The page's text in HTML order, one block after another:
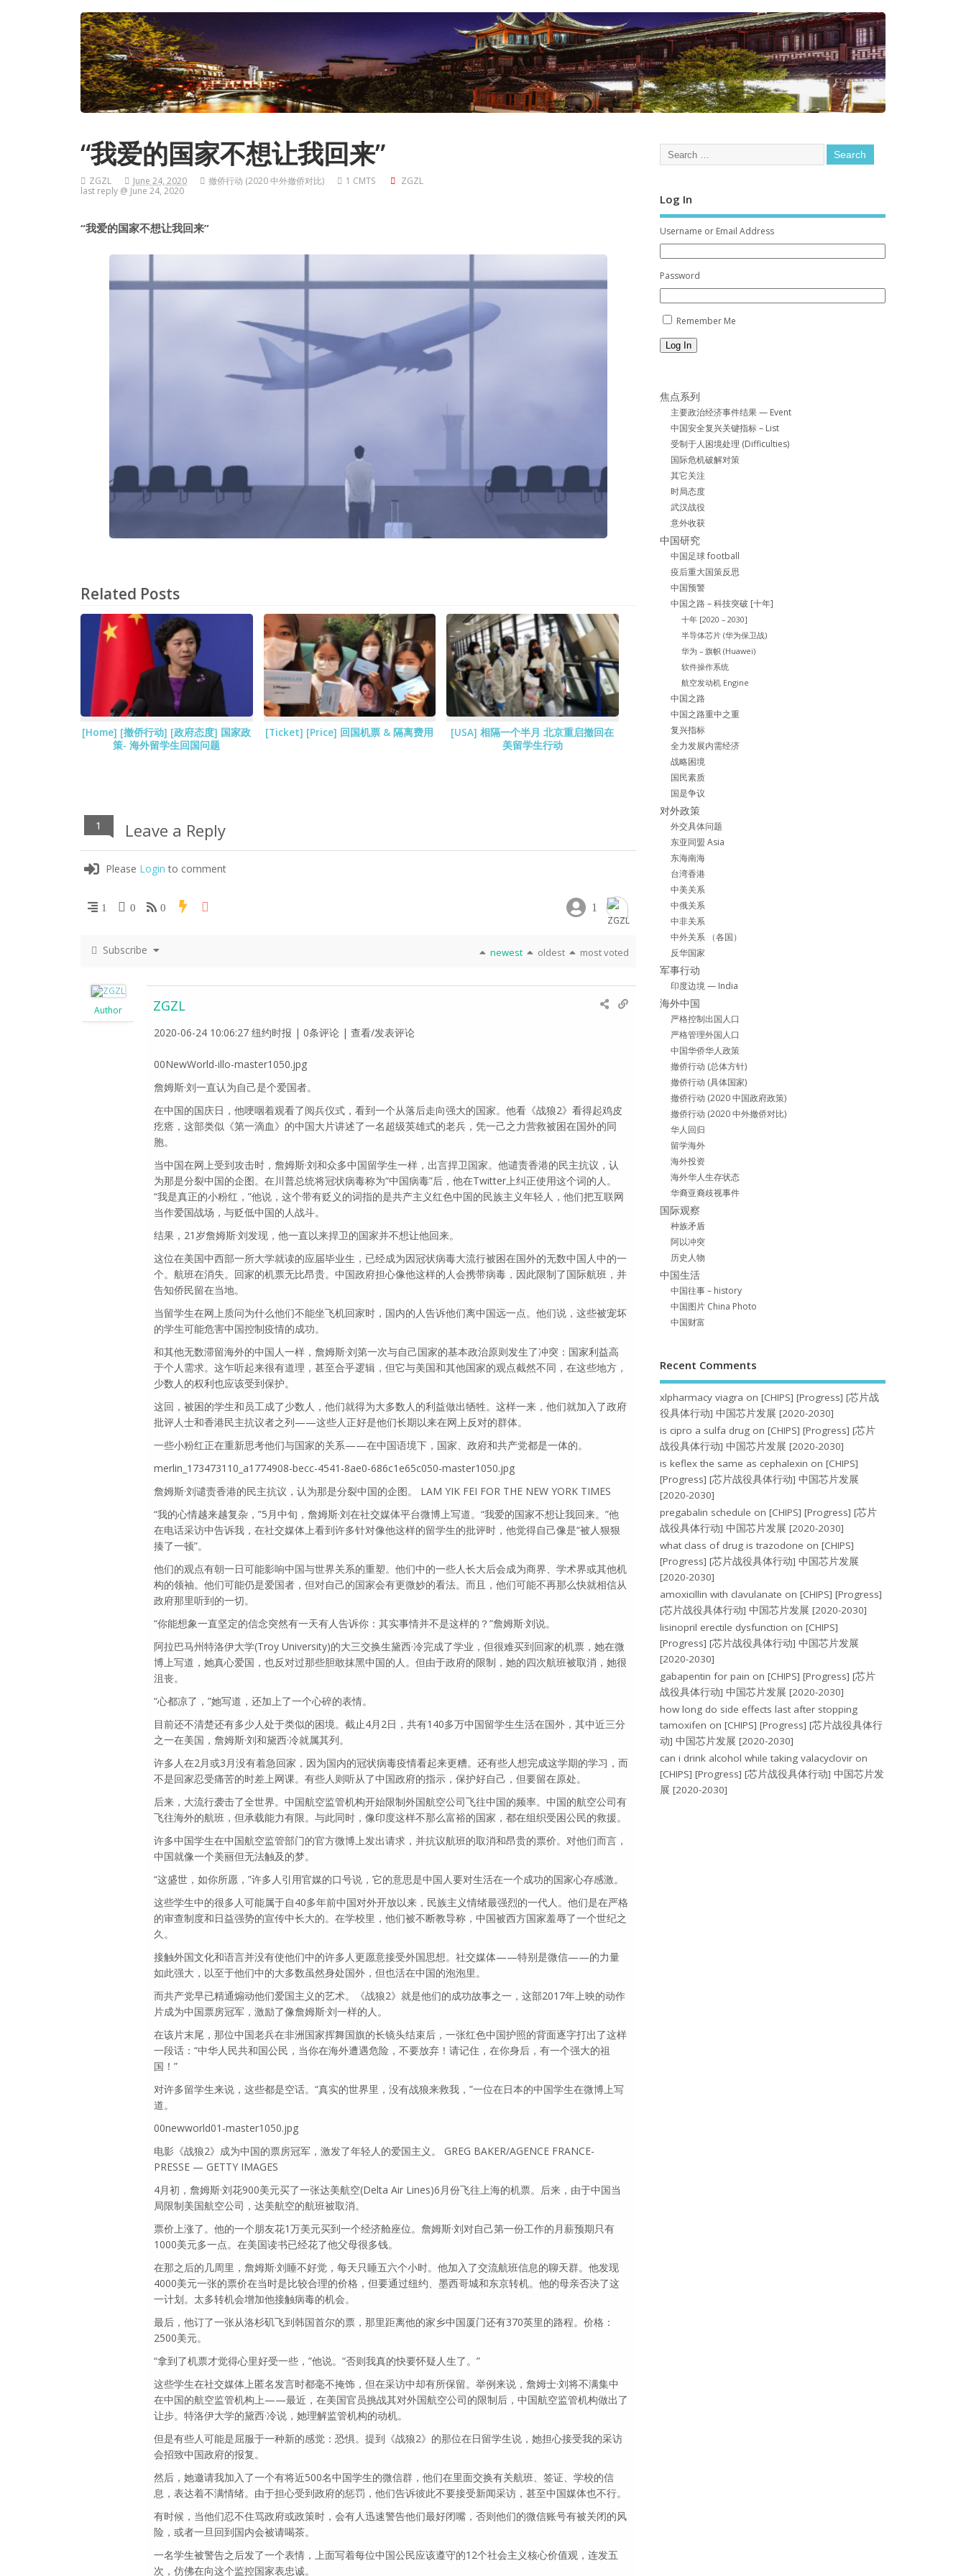
“我爱的国家不想让我回来”
ZGZL June 24, 2020 撤侨行动 (2020 中外撤侨对比) 1 CMTS
ZGZL
last reply @ June 24, 2020
“我爱的国家不想让我回来”
Related Posts
[Home] [撤侨行动] [政府态度] 国家政
策- 海外留学生回国问题
[Ticket] [Price] 回国机票 & 隔离费用
[USA] 相隔一个半月 北京重启撤回在
美留学生行动
1 Leave a Reply
Please Login to comment
1 0 0 1
Subscribe newest oldest most voted
Author ZGZL
2020-06-24 10:06:27 纽约时报 | 0条评论 | 查看/发表评论
00NewWorld-illo-master1050.jpg
詹姆斯·刘一直认为自己是个爱国者。
在中国的国庆日，他哽咽着观看了阅兵仪式，看到一个从落后走向强大的国家。他看《战狼2》看得起鸡皮
疙瘩，这部类似《第一滴血》的中国大片讲述了一名超级英雄式的老兵，凭一己之力营救被困在国外的同
胞。
当中国在网上受到攻击时，詹姆斯·刘和众多中国留学生一样，出言捍卫国家。他谴责香港的民主抗议，认
为那是分裂中国的企图。在川普总统将冠状病毒称为“中国病毒”后，他在Twitter上纠正使用这个词的人。
“我是真正的小粉红，”他说，这个带有贬义的词指的是共产主义红色中国的民族主义年轻人，他们把互联网
当作爱国战场，与贬低中国的人战斗。
结果，21岁詹姆斯·刘发现，他一直以来捍卫的国家并不想让他回来。
这位在美国中西部一所大学就读的应届毕业生，已经成为因冠状病毒大流行被困在国外的无数中国人中的一
个。航班在消失。回家的机票无比昂贵。中国政府担心像他这样的人会携带病毒，因此限制了国际航班，并
告知侨民留在当地。
当留学生在网上质问为什么他们不能坐飞机回家时，国内的人告诉他们离中国远一点。他们说，这些被宠坏
的学生可能危害中国控制疫情的成功。
和其他无数滞留海外的中国人一样，詹姆斯·刘第一次与自己国家的基本政治原则发生了冲突：国家利益高
于个人需求。这乍听起来很有道理，甚至合乎逻辑，但它与美国和其他国家的观点截然不同，在这些地方，
少数人的权利也应该受到保护。
这回，被困的学生和员工成了少数人，他们就得为大多数人的利益做出牺牲。这样一来，他们就加入了政府
批评人士和香港民主抗议者之列——这些人正好是他们长期以来在网上反对的群体。
一些小粉红正在重新思考他们与国家的关系——在中国语境下，国家、政府和共产党都是一体的。
merlin_173473110_a1774908-becc-4541-8ae0-686c1e65c050-master1050.jpg
詹姆斯·刘谴责香港的民主抗议，认为那是分裂中国的企图。 LAM YIK FEI FOR THE NEW YORK TIMES
“我的心情越来越复杂，”5月中旬，詹姆斯·刘在社交媒体平台微博上写道。“我爱的国家不想让我回来。”他
在电话采访中告诉我，在社交媒体上看到许多针对像他这样的留学生的批评时，他觉得自己像是“被人狠狠
揍了一顿”。
他们的观点有朝一日可能影响中国与世界关系的重塑。他们中的一些人长大后会成为商界、学术界或其他机
构的领袖。他们可能仍是爱国者，但对自己的国家会有更微妙的看法。而且，他们可能不再那么快就相信从
政府那里听到的一切。
“你能想象一直坚定的信念突然有一天有人告诉你：其实事情并不是这样的？”詹姆斯·刘说。
阿拉巴马州特洛伊大学(Troy University)的大三交换生黛西·冷完成了学业，但很难买到回家的机票，她在微
博上写道，她真心爱国，也反对过那些胆敢抹黑中国的人。但由于政府的限制，她的四次航班被取消，她很
沮丧。
“心都凉了，”她写道，还加上了一个心碎的表情。
目前还不清楚还有多少人处于类似的困境。截止4月2日，共有140多万中国留学生生活在国外，其中近三分
之一在美国，詹姆斯·刘和黛西·冷就属其列。
许多人在2月或3月没有着急回家，因为国内的冠状病毒疫情看起来更糟。还有些人想完成这学期的学习，而
不是回家忍受痛苦的时差上网课。有些人则听从了中国政府的指示，保护好自己，但要留在原处。
后来，大流行袭击了全世界。中国航空监管机构开始限制外国航空公司飞往中国的频率。中国的航空公司有
飞往海外的航班，但承载能力有限。与此同时，像印度这样不那么富裕的国家，都在组织受困公民的救援。
许多中国学生在中国航空监管部门的官方微博上发出请求，并抗议航班的取消和昂贵的票价。对他们而言，
中国就像一个美丽但无法触及的梦。
“这盛世，如你所愿，”许多人引用官媒的口号说，它的意思是中国人要对生活在一个成功的国家心存感激。
这些学生中的很多人可能属于自40多年前中国对外开放以来，民族主义情绪最强烈的一代人。他们是在严格
的审查制度和日益强势的宣传中长大的。在学校里，他们被不断教导称，中国被西方国家羞辱了一个世纪之
久。
接触外国文化和语言并没有使他们中的许多人更愿意接受外国思想。社交媒体——特别是微信——的力量
如此强大，以至于他们中的大多数虽然身处国外，但也活在中国的泡泡里。
而共产党早已精通煽动他们爱国主义的艺术。《战狼2》就是他们的成功故事之一，这部2017年上映的动作
片成为中国票房冠军，激励了像詹姆斯·刘一样的人。
在该片末尾，那位中国老兵在非洲国家挥舞国旗的长镜头结束后，一张红色中国护照的背面逐字打出了这样
一段话：“中华人民共和国公民，当你在海外遭遇危险，不要放弃！请记住，在你身后，有一个强大的祖
国！”
对许多留学生来说，这些都是空话。“真实的世界里，没有战狼来救我，”一位在日本的中国学生在微博上写
道。
00newworld01-master1050.jpg
电影《战狼2》成为中国的票房冠军，激发了年轻人的爱国主义。 GREG BAKER/AGENCE FRANCE-
PRESSE — GETTY IMAGES
4月初，詹姆斯·刘花900美元买了一张达美航空(Delta Air Lines)6月份飞往上海的机票。后来，由于中国当
局限制美国航空公司，达美航空的航班被取消。
票价上涨了。他的一个朋友花1万美元买到一个经济舱座位。詹姆斯·刘对自己第一份工作的月薪预期只有
1000美元多一点。在美国读书已经花了他父母很多钱。
在那之后的几周里，詹姆斯·刘睡不好觉，每天只睡五六个小时。他加入了交流航班信息的聊天群。他发现
4000美元一张的票价在当时是比较合理的价格，但要通过纽约、墨西哥城和东京转机。他的母亲否决了这
一计划。太多转机会增加他接触病毒的机会。
最后，他订了一张从洛杉矶飞到韩国首尔的票，那里距离他的家乡中国厦门还有370英里的路程。价格：
2500美元。
“拿到了机票才觉得心里好受一些，”他说。“否则我真的快要怀疑人生了。”
这些学生在社交媒体上匿名发言时都毫不掩饰，但在采访中却有所保留。举例来说，詹姆士·刘将不满集中
在中国的航空监管机构上——最近，在美国官员挑战其对外国航空公司的限制后，中国航空监管机构做出了
让步。特洛伊大学的黛西·冷说，她理解监管机构的动机。
但是有些人可能是屈服于一种新的感觉：恐惧。提到《战狼2》的那位在日留学生说，她担心接受我的采访
会招致中国政府的报复。
然后，她邀请我加入了一个有将近500名中国学生的微信群，他们在里面交换有关航班、签证、学校的信
息，表达着不满情绪。由于担心受到政府的惩罚，他们告诉彼此不要接受新闻采访，甚至中国媒体也不行。
有时候，当他们忍不住骂政府或政策时，会有人迅速警告他们最好闭嘴，否则他们的微信账号有被关闭的风
险，或者一旦回到国内会被请喝茶。
一名学生被警告之后发了一个表情，上面写着每位中国公民应该遵守的12个社会主义核心价值观，连发五
次，仿佛在向这个监控国家表忠诚。
Log In
Username or Email Address
Password
Remember Me
Log In
焦点系列
主要政治经济事件结果 — Event
中国安全复兴关键指标 – List
受制于人困境处理 (Difficulties)
国际危机破解对策
其它关注
时局态度
武汉战役
意外收获
中国研究
中国足球 football
疫后重大国策反思
中国预警
中国之路 – 科技突破 [十年]
十年 [2020 – 2030]
半导体芯片 (华为保卫战)
华为 – 旗帜 (Huawei)
软件操作系统
航空发动机 Engine
中国之路
中国之路重中之重
复兴指标
全力发展内需经济
战略困境
国民素质
国是争议
对外政策
外交具体问题
东亚同盟 Asia
东海南海
台湾香港
中美关系
中俄关系
中非关系
中外关系 （各国）
反华国家
军事行动
印度边境 — India
海外中国
严格控制出国人口
严格管理外国人口
中国华侨华人政策
撤侨行动 (总体方针)
撤侨行动 (具体国家)
撤侨行动 (2020 中国政府政策)
撤侨行动 (2020 中外撤侨对比)
华人回归
留学海外
海外投资
海外华人生存状态
华裔亚裔歧视事件
国际观察
种族矛盾
阿以冲突
历史人物
中国生活
中国往事 – history
中国图片 China Photo
中国财富
Recent Comments
xlpharmacy viagra on[CHIPS] [Progress] [芯片战
役具体行动] 中国芯片发展 [2020-2030]
is cipro a sulfa drug on[CHIPS] [Progress] [芯片
战役具体行动] 中国芯片发展 [2020-2030]
is keflex the same as cephalexin on[CHIPS]
[Progress] [芯片战役具体行动] 中国芯片发展
[2020-2030]
pregabalin schedule on[CHIPS] [Progress] [芯片
战役具体行动] 中国芯片发展 [2020-2030]
what class of drug is trazodone on[CHIPS]
[Progress] [芯片战役具体行动] 中国芯片发展
[2020-2030]
amoxicillin with clavulanate on[CHIPS] [Progress]
[芯片战役具体行动] 中国芯片发展 [2020-2030]
lisinopril erectile dysfunction on[CHIPS]
[Progress] [芯片战役具体行动] 中国芯片发展
[2020-2030]
gabapentin for pain on[CHIPS] [Progress] [芯片
战役具体行动] 中国芯片发展 [2020-2030]
how long do side effects last after stopping
tamoxifen on[CHIPS] [Progress] [芯片战役具体行
动] 中国芯片发展 [2020-2030]
can i drink alcohol while taking valacyclovir on
[CHIPS] [Progress] [芯片战役具体行动] 中国芯片发
展 [2020-2030]